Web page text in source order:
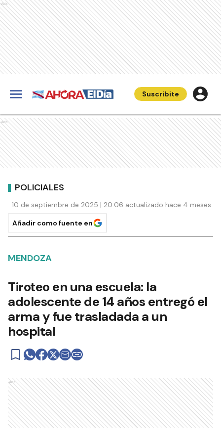
Ads
Suscribite
Ads
POLICIALES
10 de septiembre de 2025 | 20:06 actualizado hace 4 meses
Añadir como fuente en
MENDOZA
Tiroteo en una escuela: la
adolescente de 14 años entregó el
arma y fue trasladada a un
hospital
Ads